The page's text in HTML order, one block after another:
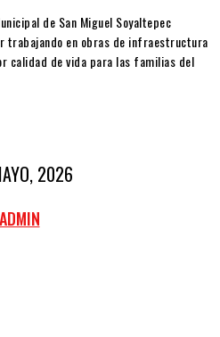
de San Miguel Soyaltepec
trabajando en obras de infraestructura
calidad de vida para las familias del
2026
ADMIN